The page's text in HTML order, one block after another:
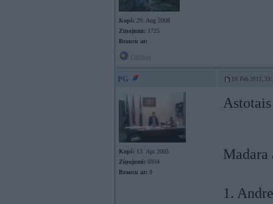
Kopš: 29. Aug 2008
Ziņojumi: 1725
Braucu ar:
PG 10. Feb 2011,
Kopš: 13. Apr 2005
Ziņojumi: 6934
Braucu ar: 8
1.